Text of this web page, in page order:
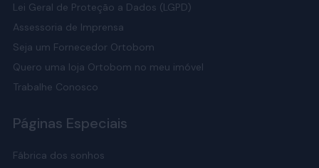
Lei Geral de Proteção a Dados (LGPD)
Assessoria de Imprensa
Seja um Fornecedor Ortobom
Quero uma loja Ortobom no meu imóvel
Trabalhe Conosco
Páginas Especiais
Fábrica dos sonhos